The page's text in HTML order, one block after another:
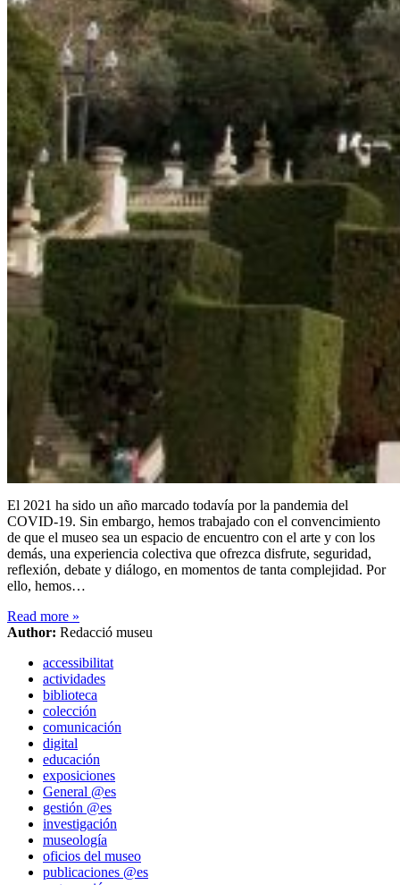
El 2021 ha sido un año marcado todavía por la pandemia del
COVID-19. Sin embargo, hemos trabajado con el convencimiento
de que el museo sea un espacio de encuentro con el arte y con los
demás, una experiencia colectiva que ofrezca disfrute, seguridad,
reflexión, debate y diálogo, en momentos de tanta complejidad. Por
ello, hemos…
Read more »
Author: Redacció museu
accessibilitat
actividades
biblioteca
colección
comunicación
digital
educación
exposiciones
General @es
gestión @es
investigación
museología
oficios del museo
publicaciones @es